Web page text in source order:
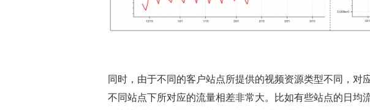
同时，由于不同的客户站点所提供的视频资源类型不同，对
不同站点下所对应的流量相差非常大。比如有些站点的日均